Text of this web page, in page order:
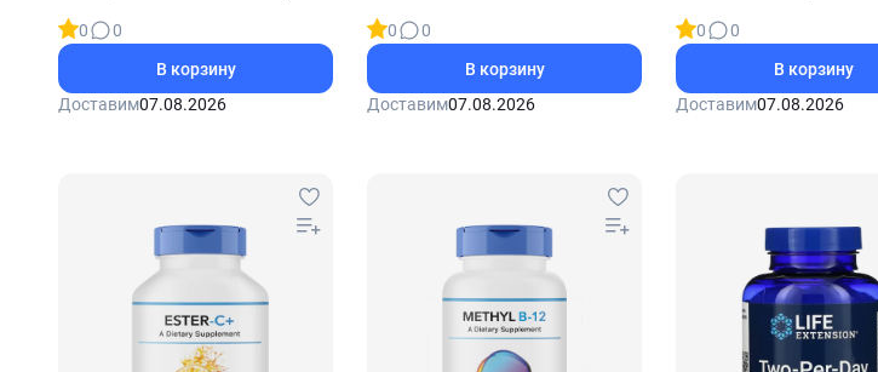
0
0
В корзину
Доставим07.08.2026
0
0
В корзину
Доставим07.08.2026
0
0
В корзину
Доставим07.08.2026